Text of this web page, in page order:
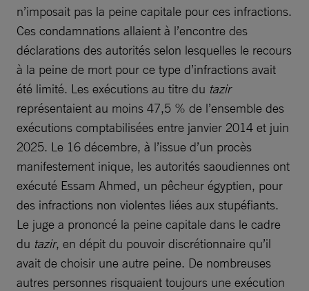
n’imposait pas la peine capitale pour ces infractions.
Ces condamnations allaient à l’encontre des
déclarations des autorités selon lesquelles le recours
à la peine de mort pour ce type d’infractions avait
été limité. Les exécutions au titre du tazir
représentaient au moins 47,5 % de l’ensemble des
exécutions comptabilisées entre janvier 2014 et juin
2025. Le 16 décembre, à l’issue d’un procès
manifestement inique, les autorités saoudiennes ont
exécuté Essam Ahmed, un pêcheur égyptien, pour
des infractions non violentes liées aux stupéfiants.
Le juge a prononcé la peine capitale dans le cadre
du tazir, en dépit du pouvoir discrétionnaire qu’il
avait de choisir une autre peine. De nombreuses
autres personnes risquaient toujours une exécution